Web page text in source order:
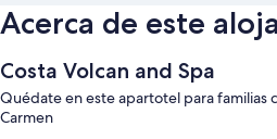
Acerca de este
Costa Volcan and Spa
Quédate en este apartotel para familias
Carmen